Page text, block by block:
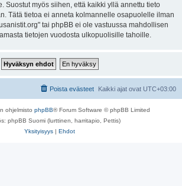
Suostut myös siihen, että kaikki yllä annettu tieto
Tätä tietoa ei anneta kolmannelle osapuolelle ilman
tai phpBB ei ole vastuussa mahdollisen
tietojen vuodosta ulkopuolisille tahoille.
Kaikki ajat ovat UTC+03:00
Poista evästeet
ohjelmisto phpBB® Forum Software © phpBB Limited
phpBB Suomi (lurttinen, harritapio, Pettis)
Yksityisyys | Ehdot